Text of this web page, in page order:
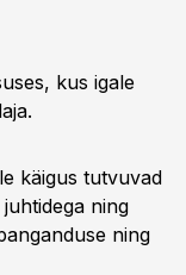
kus igale
käigus tutvuvad
ning
ning